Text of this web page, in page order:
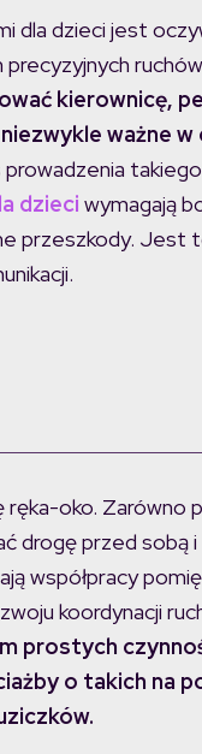
dla dzieci jest
kierownicę,
ważne
dzieci wymagają
przeszkody. Jest
oko. Zarówno
drogę przed sobą i
współpracy
koordynacji
prostych
o takich na